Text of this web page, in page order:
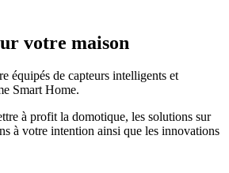
votre maison
équipés de capteurs intelligents et
Smart Home.
à profit la domotique, les solutions sur
à votre intention ainsi que les innovations